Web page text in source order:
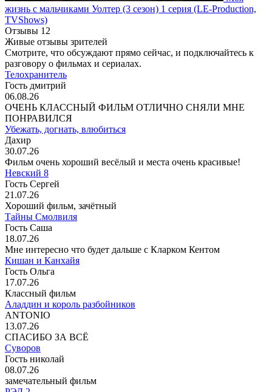
жизнь с мальчиками Уолтер (3 сезон) 1 серия (LE-Production,
TVShows)
Отзывы 12
Живые отзывы зрителей
Смотрите, что обсуждают прямо сейчас, и подключайтесь к
разговору о фильмах и сериалах.
Телохранитель
Гость дмитрий
06.08.26
ОЧЕНЬ КЛАССНЫЙ ФИЛЬМ ОТЛИЧНО СНЯЛИ МНЕ
ПОНРАВИЛСЯ
Убежать, догнать, влюбиться
Дахир
30.07.26
Фильм очень хороший весёлый и места очень красивые!
Невский 8
Гость Сергей
21.07.26
Хороший фильм, зачётный
Тайны Смолвиля
Гость Саша
18.07.26
Мне интересно что будет дальше с Кларком Кентом
Кишан и Канхайя
Гость Ольга
17.07.26
Классный фильм
Аладдин и король разбойников
ANTONIO
13.07.26
СПАСИБО ЗА ВСЁ
Суворов
Гость николай
08.07.26
замечательный фильм